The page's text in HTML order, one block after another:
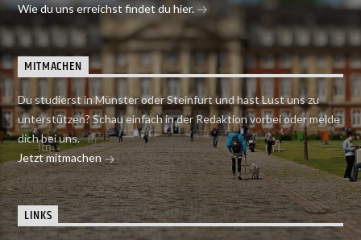
Wie du uns erreichst findet du hier.
MITMACHEN
Du studierst in Münster oder Steinfurt und hast Lust uns zu
unterstützen? Schau einfach in der Redaktion vorbei oder melde
dich bei uns.
Jetzt mitmachen
LINKS